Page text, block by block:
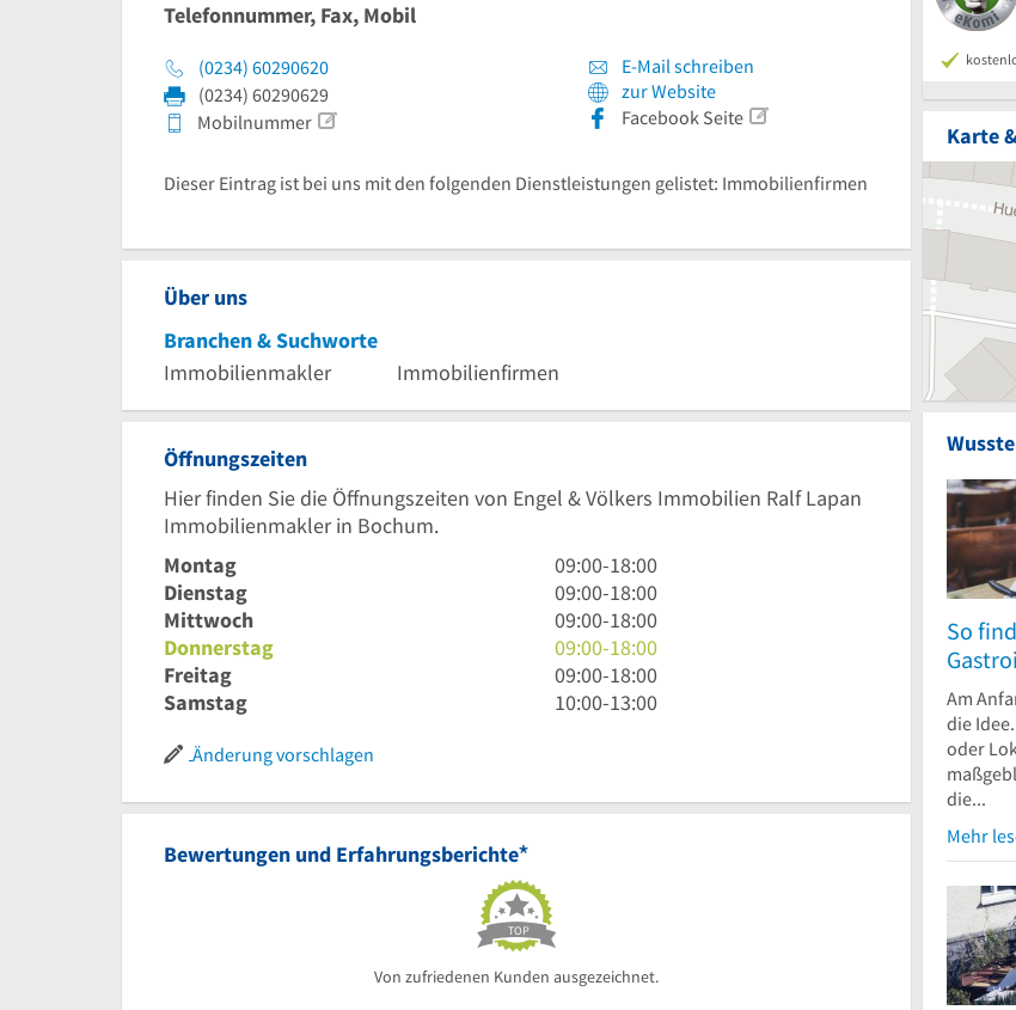
Telefonnummer, Fax, Mobil
(0234) 60290620
(0234) 60290629
Mobilnummer
E-Mail schreiben
zur Website
Facebook Seite
Dieser Eintrag ist bei uns mit den folgenden Dienstleistungen gelistet: Immobilienfirmen
Über uns
Branchen & Suchworte
Immobilienmakler
Immobilienfirmen
Öffnungszeiten
Hier finden Sie die Öffnungszeiten von Engel & Völkers Immobilien Ralf Lapan
Immobilienmakler in Bochum.
Montag
9
Uhr
bis
18
Uhr
09:00-18:00
Dienstag
9
Uhr
bis
18
Uhr
09:00-18:00
Mittwoch
9
Uhr
bis
18
09:00-18:00
Donnerstag
9
Uhr
bis
09:00-18:00
Freitag
9
Uhr
09:00-18:00
Samstag
10
Uhr
10:00-13:00
Änderung vorschlagen
Bewertungen und Erfahrungsberichte*
TOP
Von zufriedenen Kunden ausgezeichnet.
Karte
So
Am
die
oder
die...
Mehr